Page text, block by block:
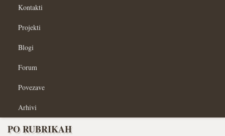
Kontakti
Projekti
Blogi
Forum
Povezave
Arhivi
PO RUBRIKAH